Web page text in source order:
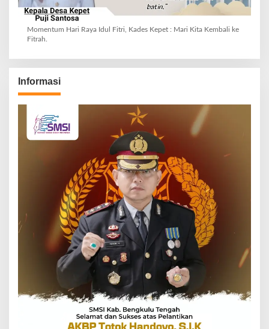
Momentum Hari Raya Idul Fitri, Kades Kepet : Mari Kita Kembali ke
Fitrah.
Informasi